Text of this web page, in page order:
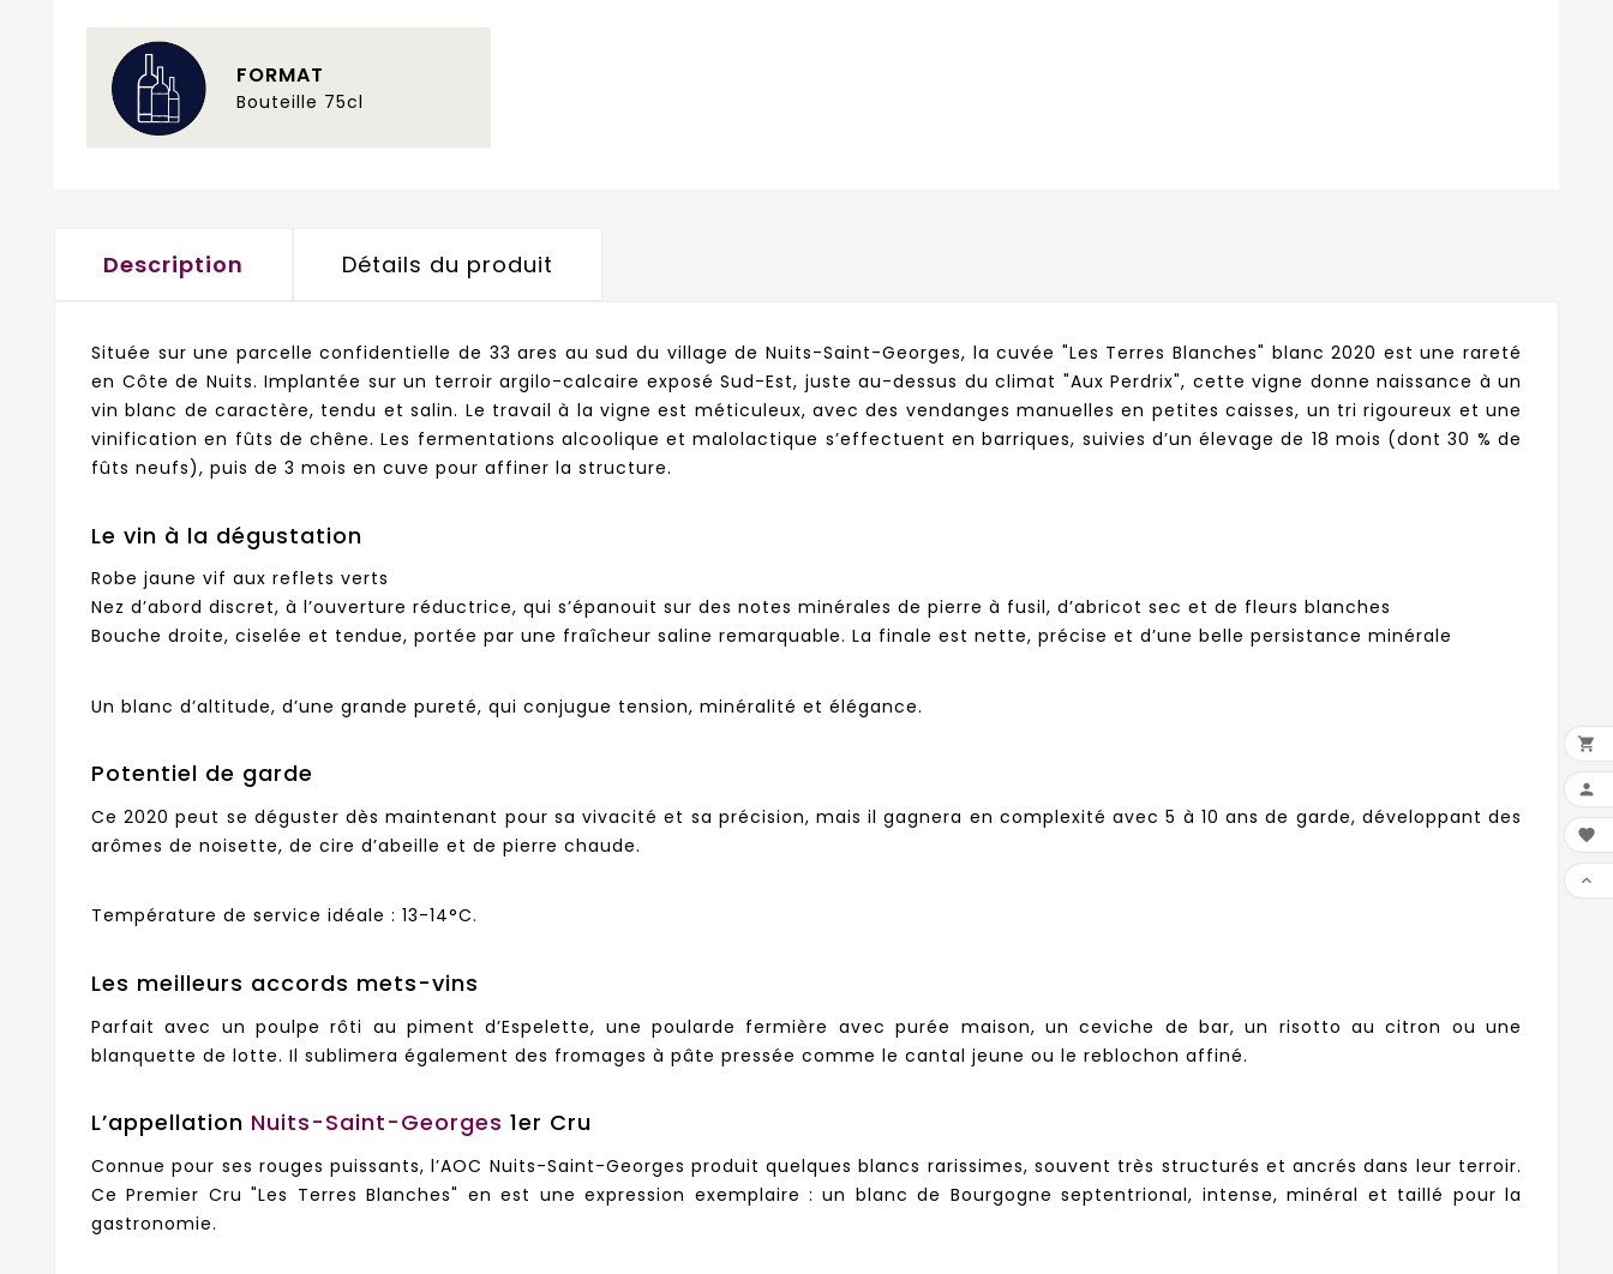
FORMAT
Bouteille 75cl
Description Détails du produit
Située sur une parcelle confidentielle de 33 ares au sud du village de Nuits-Saint-Georges, la cuvée "Les Terres Blanches" blanc 2020 est une rareté
en Côte de Nuits. Implantée sur un terroir argilo-calcaire exposé Sud-Est, juste au-dessus du climat "Aux Perdrix", cette vigne donne naissance à un
vin blanc de caractère, tendu et salin. Le travail à la vigne est méticuleux, avec des vendanges manuelles en petites caisses, un tri rigoureux et une
vinification en fûts de chêne. Les fermentations alcoolique et malolactique s’effectuent en barriques, suivies d’un élevage de 18 mois (dont 30 % de
fûts neufs), puis de 3 mois en cuve pour affiner la structure.
Le vin à la dégustation
Robe jaune vif aux reflets verts
Nez d’abord discret, à l’ouverture réductrice, qui s’épanouit sur des notes minérales de pierre à fusil, d’abricot sec et de fleurs blanches
Bouche droite, ciselée et tendue, portée par une fraîcheur saline remarquable. La finale est nette, précise et d’une belle persistance minérale
Un blanc d’altitude, d’une grande pureté, qui conjugue tension, minéralité et élégance.
Potentiel de garde
Ce 2020 peut se déguster dès maintenant pour sa vivacité et sa précision, mais il gagnera en complexité avec 5 à 10 ans de garde, développant des
arômes de noisette, de cire d’abeille et de pierre chaude.
Température de service idéale : 13-14°C.
Les meilleurs accords mets-vins
Parfait avec un poulpe rôti au piment d’Espelette, une poularde fermière avec purée maison, un ceviche de bar, un risotto au citron ou une
blanquette de lotte. Il sublimera également des fromages à pâte pressée comme le cantal jeune ou le reblochon affiné.
L’appellation Nuits-Saint-Georges 1er Cru
Connue pour ses rouges puissants, l’AOC Nuits-Saint-Georges produit quelques blancs rarissimes, souvent très structurés et ancrés dans leur terroir.
Ce Premier Cru "Les Terres Blanches" en est une expression exemplaire : un blanc de Bourgogne septentrional, intense, minéral et taillé pour la
gastronomie.



